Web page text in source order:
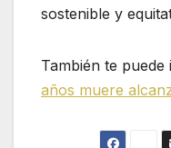
sostenible y
También te puede
años muere